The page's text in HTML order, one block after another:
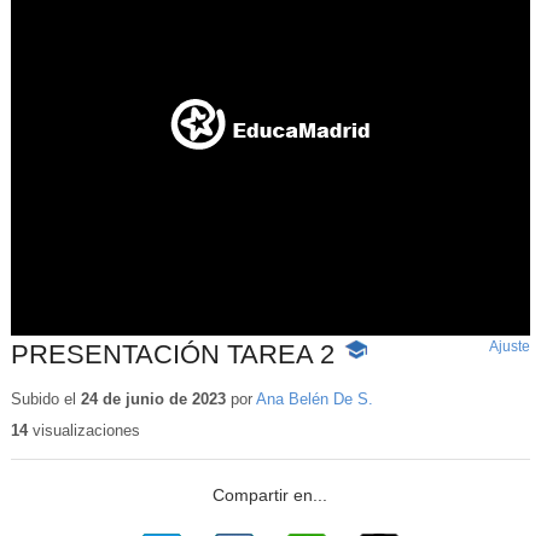
PRESENTACIÓN TAREA 2 -
educativo
Ajuste
Subido el 24 de junio de 2023por Ana Belén De S.
14visualizaciones